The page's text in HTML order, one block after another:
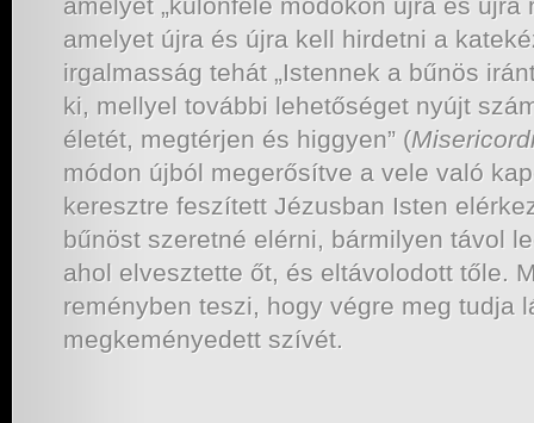
amelyet „különféle módokon újra és újra
amelyet újra és újra kell hirdetni a
irgalmasság tehát „Istennek a bűnös
ki, mellyel további lehetőséget nyújt
életét, megtérjen és higgyen” (
módon újból megerősítve a vele való
keresztre feszített Jézusban Isten
bűnöst szeretné elérni, bármilyen távol
ahol elvesztette őt, és eltávolodott tőle.
reményben teszi, hogy végre meg tudja
megkeményedett szívét.